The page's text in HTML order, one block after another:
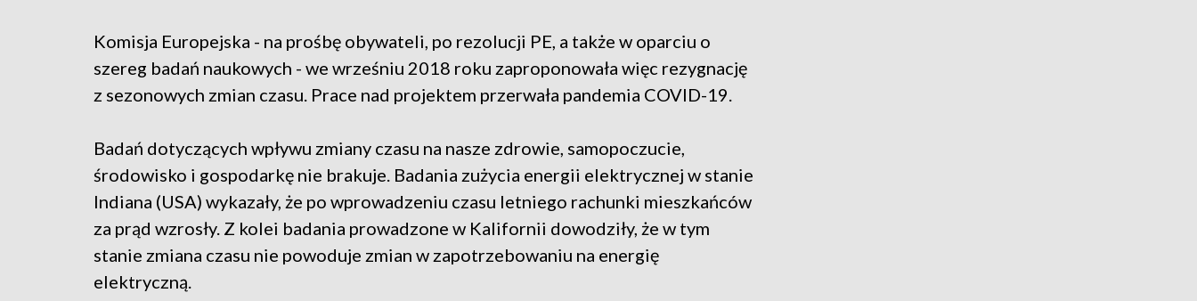
Komisja Europejska - na prośbę obywateli, po rezolucji PE, a także w oparciu o
szereg badań naukowych - we wrześniu 2018 roku zaproponowała więc rezygnację
z sezonowych zmian czasu. Prace nad projektem przerwała pandemia COVID-19.
Badań dotyczących wpływu zmiany czasu na nasze zdrowie, samopoczucie,
środowisko i gospodarkę nie brakuje. Badania zużycia energii elektrycznej w stanie
Indiana (USA) wykazały, że po wprowadzeniu czasu letniego rachunki mieszkańców
za prąd wzrosły. Z kolei badania prowadzone w Kalifornii dowodziły, że w tym
stanie zmiana czasu nie powoduje zmian w zapotrzebowaniu na energię
elektryczną.